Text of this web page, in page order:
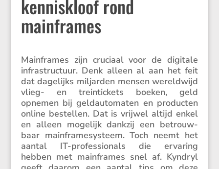
kenniskloof rond
mainframes
Mainframes zijn cruciaal voor de digitale
infra­struc­tuur. Denk alleen al aan het feit
dat dagelijks miljarden mensen wereld­wijd
vlieg- en trein­tic­kets boeken, geld
opnemen bij geldau­to­maten en producten
online bestellen. Dat is vrijwel altijd enkel
en alleen mogelijk dankzij een betrouw­
baar mainfra­me­sys­teem. Toch neemt het
aantal IT-profes­si­o­nals die ervaring
hebben met mainframes snel af. Kyndryl